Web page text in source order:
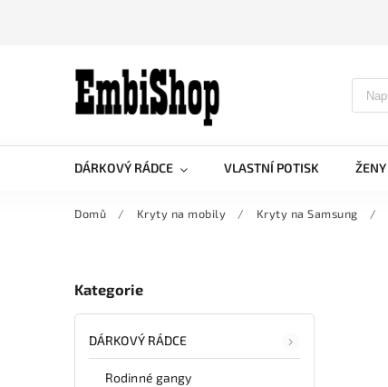
DÁRKOVÝ RÁDCE VLASTNÍ POTISK ŽENY
Domů / Kryty na mobily / Kryty na Samsung /
Kategorie
DÁRKOVÝ RÁDCE
Rodinné gangy